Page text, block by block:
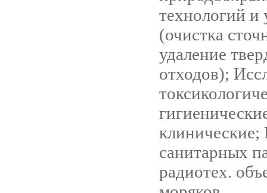
технологий и
(очистка
удаление
отходов);
клинические;
санитарных
радиотех.